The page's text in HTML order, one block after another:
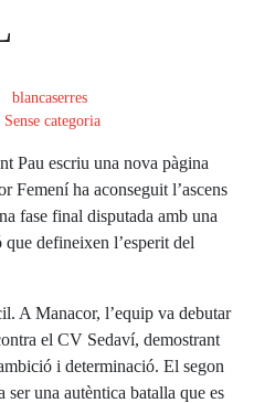
blancaserres
Sense categoria
Pau escriu una nova pàgina
Femení ha aconseguit l’ascens
fase final disputada amb una
defineixen l’esperit del
A Manacor, l’equip va debutar
el CV Sedaví, demostrant
i determinació. El segon
una autèntica batalla que es